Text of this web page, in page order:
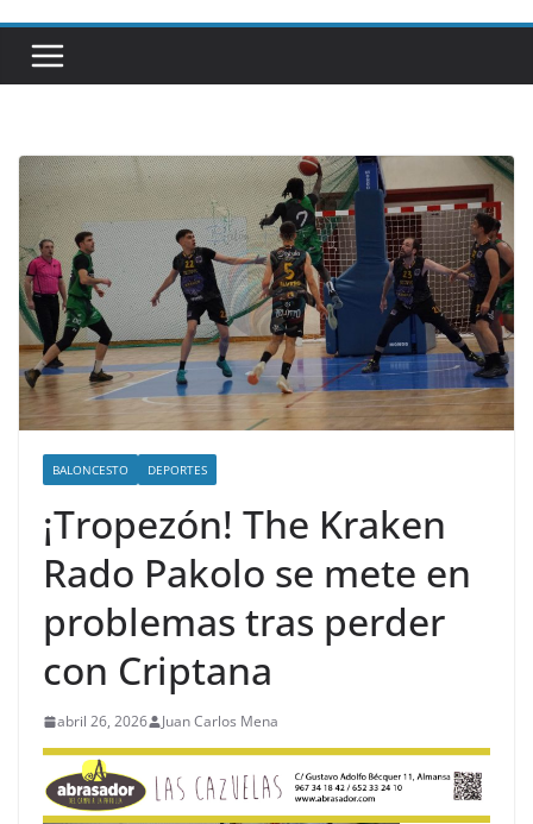
BALONCESTO DEPORTES
¡Tropezón! The Kraken
Rado Pakolo se mete en
problemas tras perder
con Criptana
abril 26, 2026 Juan Carlos Mena